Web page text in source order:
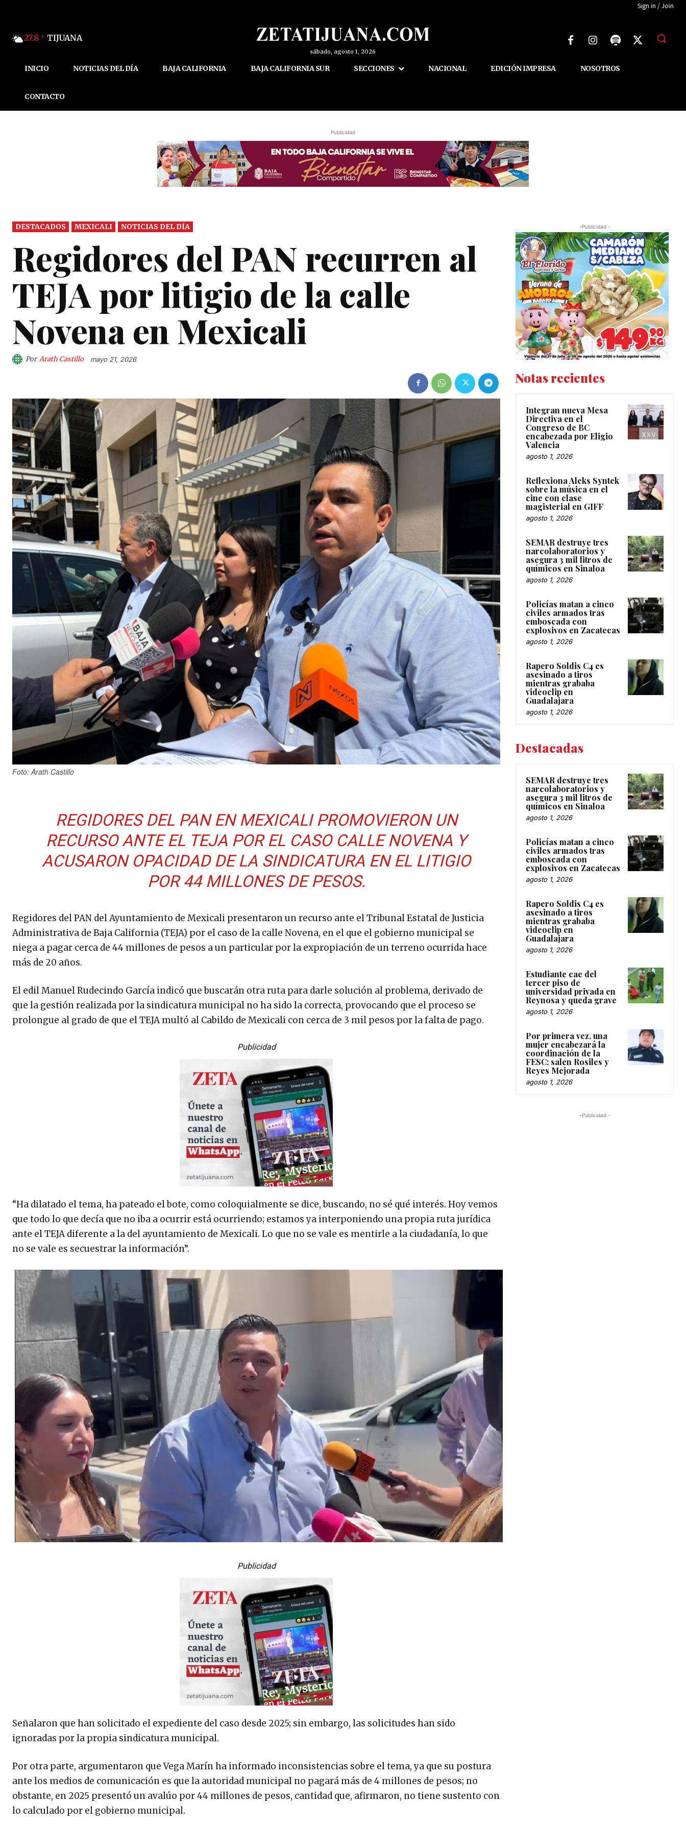
Sign in / Join
27.8 C TIJUANA
sábado, agosto 1, 2026
INICIO NOTICIAS DEL DÍA BAJA CALIFORNIA BAJA CALIFORNIA SUR SECCIONES NACIONAL EDICIÓN IMPRESA NOSOTROS
CONTACTO
Publicidad
DESTACADOS MEXICALI NOTICIAS DEL DÍA
Regidores del PAN recurren al
TEJA por litigio de la calle
Novena en Mexicali
Por Arath Castillo mayo 21, 2026
Foto: Arath Castillo
REGIDORES DEL PAN EN MEXICALI PROMOVIERON UN
RECURSO ANTE EL TEJA POR EL CASO CALLE NOVENA Y
ACUSARON OPACIDAD DE LA SINDICATURA EN EL LITIGIO
POR 44 MILLONES DE PESOS.
Regidores del PAN del Ayuntamiento de Mexicali presentaron un recurso ante el Tribunal Estatal de Justicia
Administrativa de Baja California (TEJA) por el caso de la calle Novena, en el que el gobierno municipal se
niega a pagar cerca de 44 millones de pesos a un particular por la expropiación de un terreno ocurrida hace
más de 20 años.
El edil Manuel Rudecindo García indicó que buscarán otra ruta para darle solución al problema, derivado de
que la gestión realizada por la sindicatura municipal no ha sido la correcta, provocando que el proceso se
prolongue al grado de que el TEJA multó al Cabildo de Mexicali con cerca de 3 mil pesos por la falta de pago.
Publicidad
“Ha dilatado el tema, ha pateado el bote, como coloquialmente se dice, buscando, no sé qué interés. Hoy vemos
que todo lo que decía que no iba a ocurrir está ocurriendo; estamos ya interponiendo una propia ruta jurídica
ante el TEJA diferente a la del ayuntamiento de Mexicali. Lo que no se vale es mentirle a la ciudadanía, lo que
no se vale es secuestrar la información”.
Publicidad
Señalaron que han solicitado el expediente del caso desde 2025; sin embargo, las solicitudes han sido
ignoradas por la propia sindicatura municipal.
Por otra parte, argumentaron que Vega Marín ha informado inconsistencias sobre el tema, ya que su postura
ante los medios de comunicación es que la autoridad municipal no pagará más de 4 millones de pesos; no
obstante, en 2025 presentó un avalúo por 44 millones de pesos, cantidad que, afirmaron, no tiene sustento con
lo calculado por el gobierno municipal.
-Publicidad -
Notas recientes
Integran nueva Mesa
Directiva en el
Congreso de BC
encabezada por Eligio
Valencia
agosto 1, 2026
Reflexiona Aleks Syntek
sobre la música en el
cine con clase
magisterial en GIFF
agosto 1, 2026
SEMAR destruye tres
narcolaboratorios y
asegura 3 mil litros de
químicos en Sinaloa
agosto 1, 2026
Policías matan a cinco
civiles armados tras
emboscada con
explosivos en Zacatecas
agosto 1, 2026
Rapero Soldis C4 es
asesinado a tiros
mientras grababa
videoclip en
Guadalajara
agosto 1, 2026
Destacadas
SEMAR destruye tres
narcolaboratorios y
asegura 3 mil litros de
químicos en Sinaloa
agosto 1, 2026
Policías matan a cinco
civiles armados tras
emboscada con
explosivos en Zacatecas
agosto 1, 2026
Rapero Soldis C4 es
asesinado a tiros
mientras grababa
videoclip en
Guadalajara
agosto 1, 2026
Estudiante cae del
tercer piso de
universidad privada en
Reynosa y queda grave
agosto 1, 2026
Por primera vez, una
mujer encabezará la
coordinación de la
FESC; salen Rosiles y
Reyes Mejorada
agosto 1, 2026
-Publicidad -